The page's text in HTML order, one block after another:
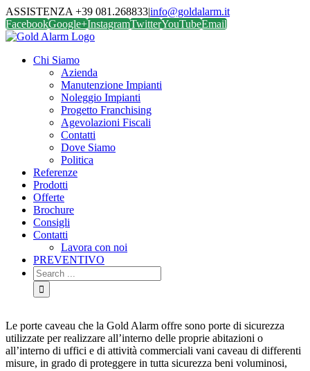
ASSISTENZA +39 081.268833|info@goldalarm.it
FacebookGoogle+InstagramTwitterYouTubeEmail
Chi Siamo
Azienda
Manutenzione Impianti
Noleggio Impianti
Progetto Franchising
Agevolazioni Fiscali
Contatti
Dove Siamo
Politica
Referenze
Prodotti
Offerte
Brochure
Consigli
Contatti
Lavora con noi
PREVENTIVO
Le porte caveau che la Gold Alarm offre sono porte di sicurezza
utilizzate per realizzare all’interno delle proprie abitazioni o
all’interno di uffici e di attività commerciali vani caveau di differenti
misure, in grado di proteggere in tutta sicurezza beni voluminosi,